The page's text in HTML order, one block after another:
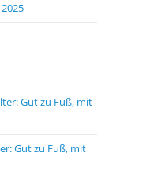
Gut zu Fuß, mit
Gut zu Fuß, mit